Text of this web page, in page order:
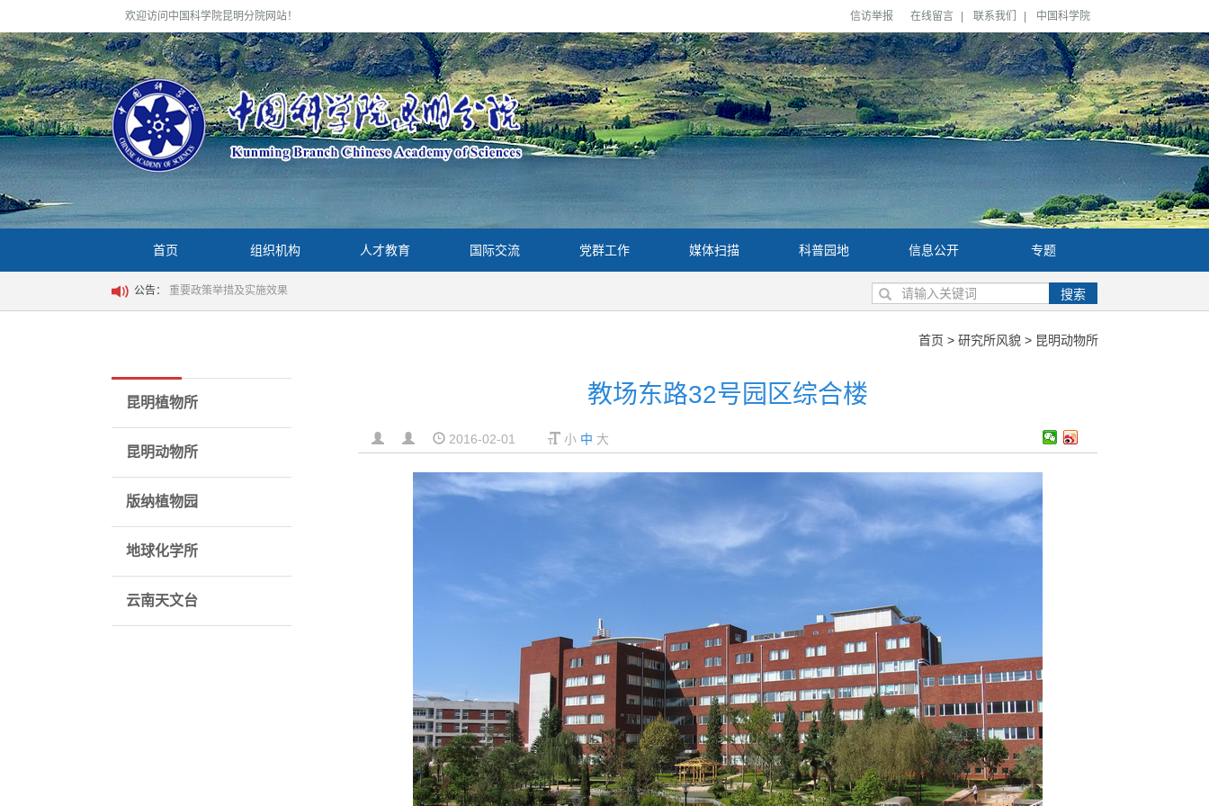
欢迎访问中国科学院昆明分院网站！ 信访举报 在线留言 联系我们 中国科学院
首页 组织机构 人才教育 国际交流 党群工作 媒体扫描 科普园地 信息公开 专题
公告： 重要政策举措及实施效果 搜索
首页 > 研究所风貌> 昆明动物所
昆明植物所
昆明动物所
版纳植物园
地球化学所
云南天文台
教场东路32号园区综合楼
2016-02-01 小 中 大